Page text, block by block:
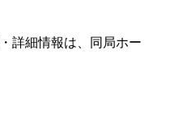
詳細情報は、同局ホー